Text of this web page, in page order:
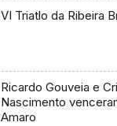
VI Triatlo da Ribeira
Ricardo Gouveia e
Nascimento
Amaro